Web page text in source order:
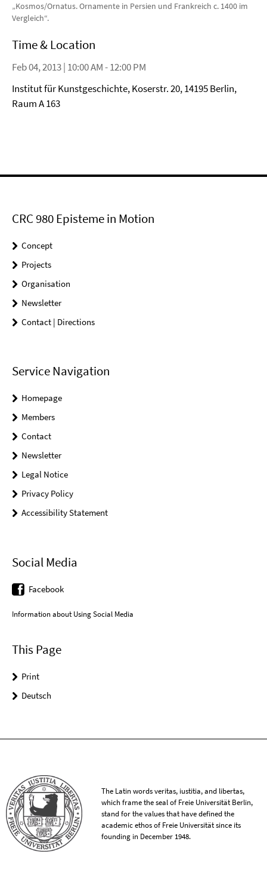
„Kosmos/Ornatus. Ornamente in Persien und Frankreich c. 1400 im
Vergleich“.
Time & Location
Feb 04, 2013 | 10:00 AM - 12:00 PM
Institut für Kunstgeschichte, Koserstr. 20, 14195 Berlin,
Raum A 163
CRC 980 Episteme in Motion
Concept
Projects
Organisation
Newsletter
Contact | Directions
Service Navigation
Homepage
Members
Contact
Newsletter
Legal Notice
Privacy Policy
Accessibility Statement
Social Media
Facebook
Information about Using Social Media
This Page
Print
Deutsch
The Latin words veritas, iustitia, and libertas,
which frame the seal of Freie Universität Berlin,
stand for the values that have defined the
academic ethos of Freie Universität since its
founding in December 1948.